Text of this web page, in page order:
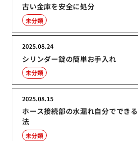
古い金庫を安全に処分
未分類
シリンダー錠の簡単お手入れ
2025.08.24
未分類
ホース接続部の水漏れ自分ででき
法
2025.08.15
未分類